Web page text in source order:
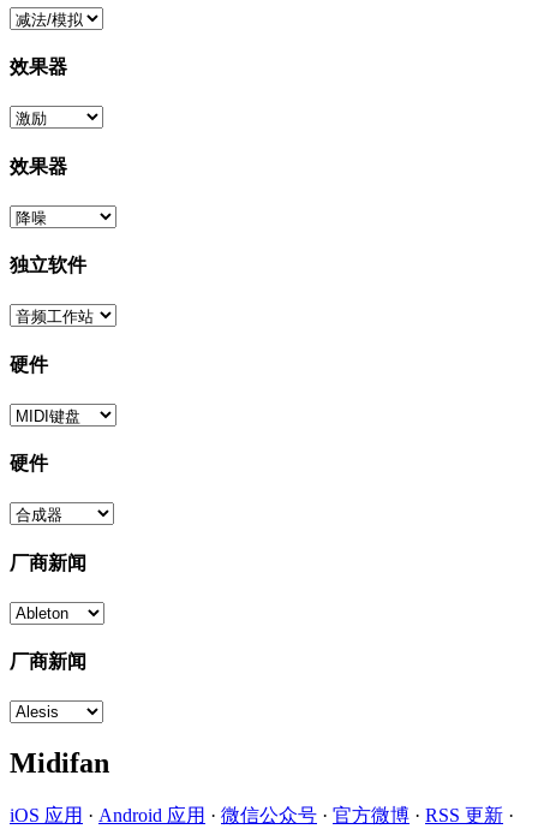
效果器
效果器
独立软件
硬件
硬件
厂商新闻
厂商新闻
Midifan
iOS 应用 · Android 应用 · 微信公众号 · 官方微博 · RSS 更新 ·